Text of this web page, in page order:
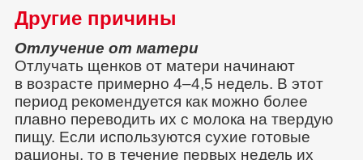
Другие причины
Отлучение от матери
Отлучать щенков от матери начинают
в возрасте примерно 4–4,5 недель. В этот
период рекомендуется как можно более
плавно переводить их с молока на твердую
пищу. Если используются сухие готовые
рационы, то в течение первых недель их